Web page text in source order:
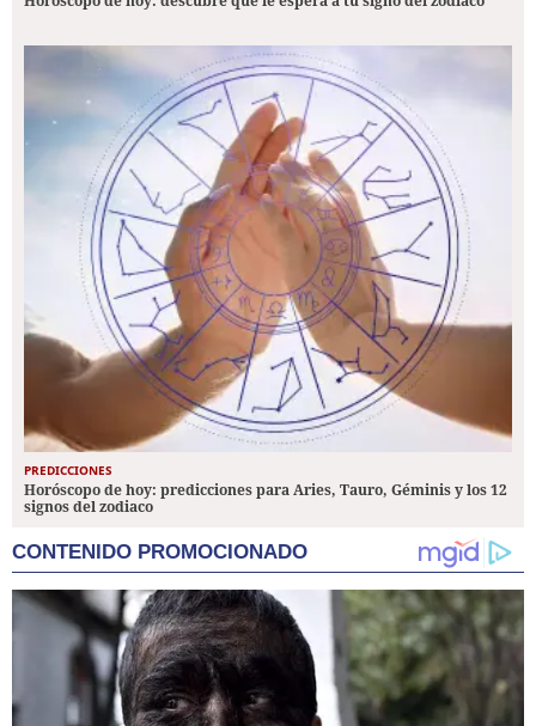
PREDICCIONES
Horóscopo de hoy: predicciones para Aries, Tauro, Géminis y los 12
signos del zodiaco
CONTENIDO PROMOCIONADO